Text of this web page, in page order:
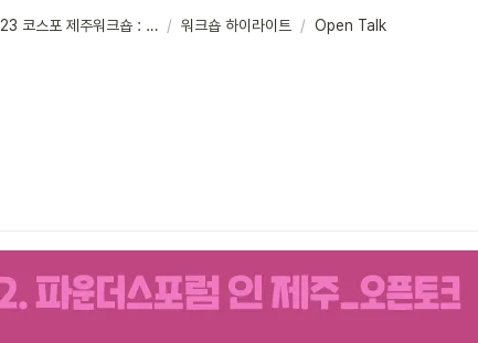
2023 코스포 제주워크숍 : STARTUP SUM(∑) / 워크숍 하이라이트 / Open Talk